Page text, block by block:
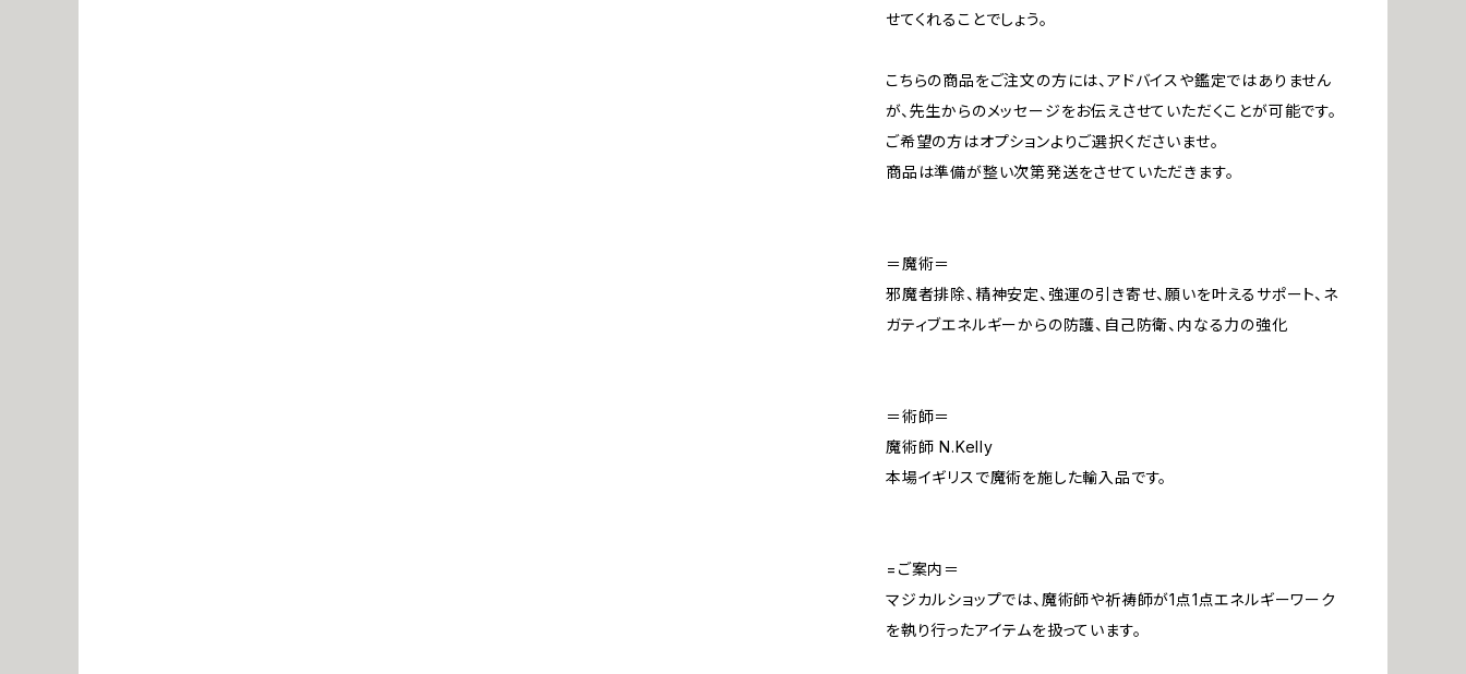
せてくれることでしょう。
こちらの商品をご注文の方には、アドバイスや鑑定ではありません
が、先生からのメッセージをお伝えさせていただくことが可能です。
ご希望の方はオプションよりご選択くださいませ。
商品は準備が整い次第発送をさせていただきます。
＝魔術＝
邪魔者排除、精神安定、強運の引き寄せ、願いを叶えるサポート、ネ
ガティブエネルギーからの防護、自己防衛、内なる力の強化
＝術師＝
魔術師 N.Kelly
本場イギリスで魔術を施した輸入品です。
=ご案内＝
マジカルショップでは、魔術師や祈祷師が1点1点エネルギーワーク
を執り行ったアイテムを扱っています。